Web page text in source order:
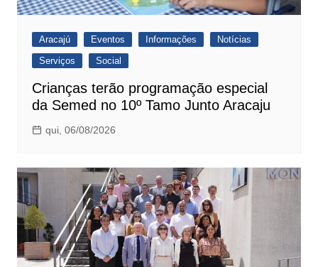
Aracajú Eventos Informações
Notícias
Serviços
Social
Crianças terão programação especial
da Semed no 10º Tamo Junto Aracaju
qui, 06/08/2026